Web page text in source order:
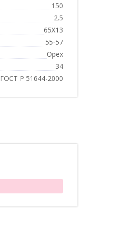
150
2.5
65Х13
55-57
Орех
34
ГОСТ Р 51644-2000